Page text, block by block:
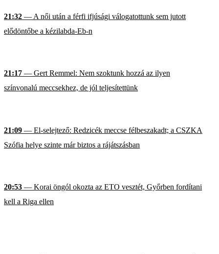
21:32 — A női után a férfi ifjúsági válogatottunk sem jutott
elődöntőbe a kézilabda-Eb-n
21:17 — Gert Remmel: Nem szoktunk hozzá az ilyen
színvonalú meccsekhez, de jól teljesítettünk
21:09 — El-selejtező: Redzicék meccse félbeszakadt; a CSZKA
Szófia helye szinte már biztos a rájátszásban
20:53 — Korai öngól okozta az ETO vesztét, Győrben fordítani
kell a Riga ellen